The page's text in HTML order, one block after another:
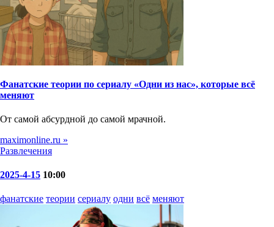
Фанатские теории по сериалу «Одни из нас», которые всё
меняют
От самой абсурдной до самой мрачной.
maximonline.ru »
Развлечения
2025-4-15 10:00
фанатские теории сериалу одни всё меняют